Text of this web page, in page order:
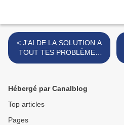
< J'AI DE LA SOLUTION A
TOUT TES PROBLÈMES
MYSTIQUE MÊME DANS
Hébergé par Canalblog
Top articles
Pages